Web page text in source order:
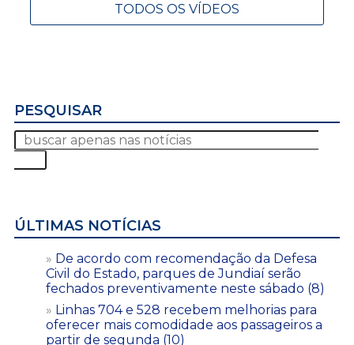
TODOS OS VÍDEOS
PESQUISAR
ÚLTIMAS NOTÍCIAS
De acordo com recomendação da Defesa
Civil do Estado, parques de Jundiaí serão
fechados preventivamente neste sábado (8)
Linhas 704 e 528 recebem melhorias para
oferecer mais comodidade aos passageiros a
partir de segunda (10)